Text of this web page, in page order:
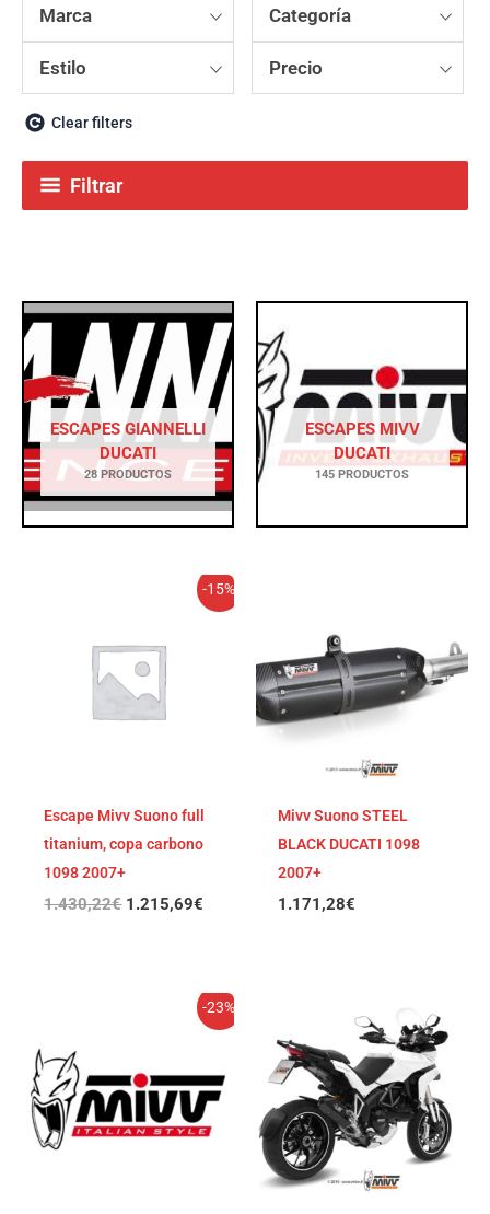
Marca Categoría
Estilo Precio
Clear filters
Filtrar
ESCAPES GIANNELLI
DUCATI
28 PRODUCTOS
ESCAPES MIVV
DUCATI
145 PRODUCTOS
-15%
Escape Mivv Suono full
titanium, copa carbono
1098 2007+
1.430,22€
era:
1.430,22€.
1.215,69€
El
precio
1.215,69€.
Mivv Suono STEEL
BLACK DUCATI 1098
2007+
1.171,28€
-23%
1.444,52€.
El
precio
1.112,28€.